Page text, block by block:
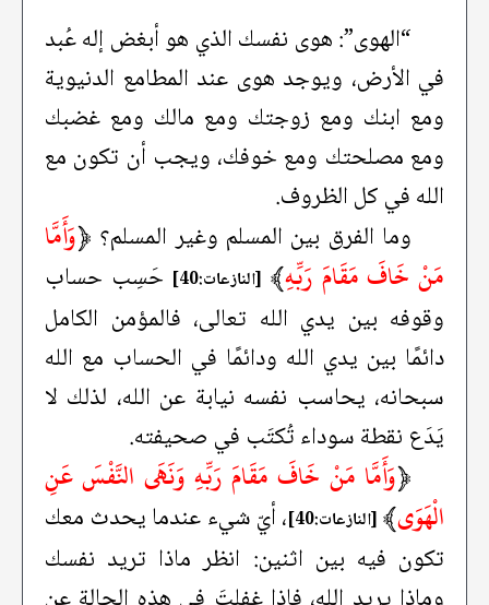
“الهوى”: هوى نفسك الذي هو أبغض إله عُبد
في الأرض، ويوجد هوى عند المطامع الدنيوية
ومع ابنك ومع زوجتك ومع مالك ومع غضبك
ومع مصلحتك ومع خوفك، ويجب أن تكون مع
الله في كل الظروف.
وما الفرق بين المسلم وغير المسلم؟ ﴿وَأَمَّا
مَنْ خَافَ مَقَامَ رَبِّهِ﴾ [النازعات:40]
حَسِب حساب
وقوفه بين يدي الله تعالى، فالمؤمن الكامل
دائمًا بين يدي الله ودائمًا في الحساب مع الله
سبحانه، يحاسب نفسه نيابة عن الله، لذلك لا
يَدَع نقطة سوداء تُكتَب في صحيفته.
﴿وَأَمَّا مَنْ خَافَ مَقَامَ رَبِّهِ وَنَهَى النَّفْسَ عَنِ
الْهَوَى﴾ [النازعات:40]
، أيّ شيء عندما يحدث معك
تكون فيه بين اثنين: انظر ماذا تريد نفسك